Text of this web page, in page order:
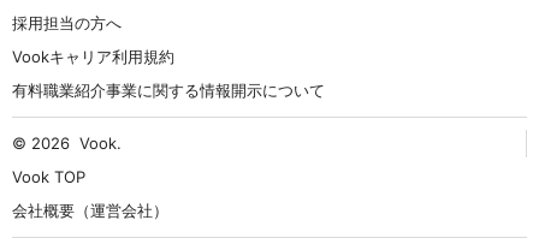
採用担当の方へ
Vookキャリア利用規約
有料職業紹介事業に関する情報開示について
© 2026 Vook.
Vook TOP
会社概要（運営会社）